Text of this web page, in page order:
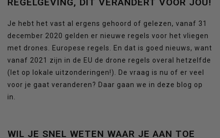
REGELGEVING, DIT VERANDERT VOOR JOU!
Je hebt het vast al ergens gehoord of gelezen, vanaf 31
december 2020 gelden er nieuwe regels voor het vliegen
met drones. Europese regels. En dat is goed nieuws, want
vanaf 2021 zijn in de EU de drone regels overal hetzelfde
(let op lokale uitzonderingen!). De vraag is nu of er veel
voor je gaat veranderen? Daar gaan we in deze blog op
in.
WIL JE SNEL WETEN WAAR JE AAN TOE